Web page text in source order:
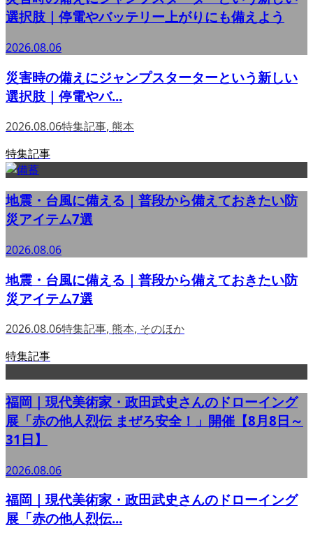
選択肢｜停電やバッテリー上がりにも備えよう
2026.08.06
災害時の備えにジャンプスターターという新しい
選択肢｜停電やバ...
2026.08.06特集記事, 熊本
特集記事
地震・台風に備える｜普段から備えておきたい防
災アイテム7選
2026.08.06
地震・台風に備える｜普段から備えておきたい防
災アイテム7選
2026.08.06特集記事, 熊本, そのほか
特集記事
福岡｜現代美術家・政田武史さんのドローイング
展「赤の他人烈伝 まぜろ安全！」開催【8月8日～
31日】
2026.08.06
福岡｜現代美術家・政田武史さんのドローイング
展「赤の他人烈伝...